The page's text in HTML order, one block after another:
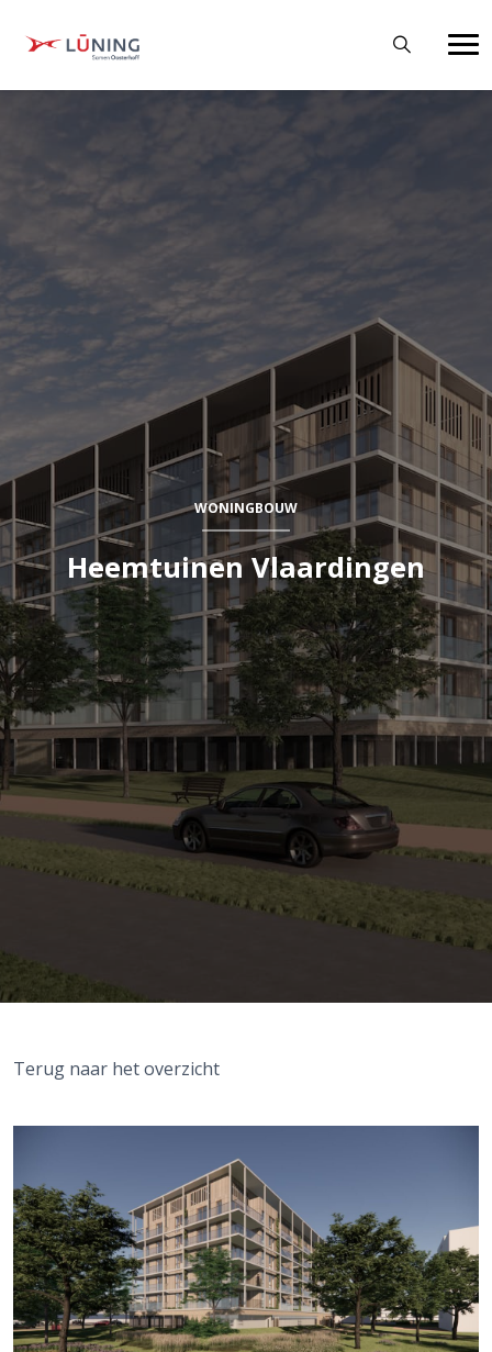
WONINGBOUW
Heemtuinen Vlaardingen
Terug naar het overzicht